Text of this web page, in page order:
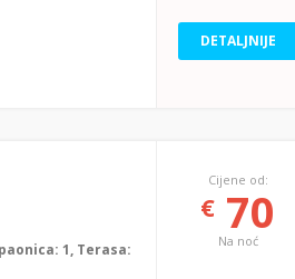
DETALJNIJE
1, Terasa:
Cijene od:
€ 70
Na noć